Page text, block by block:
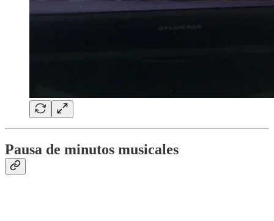
Pausa de minutos musicales